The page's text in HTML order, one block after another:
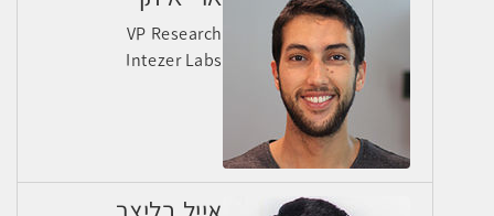
VP Research
Intezer Labs